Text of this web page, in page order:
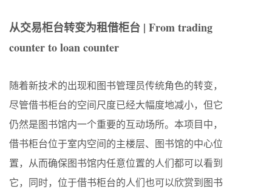
从交易柜台转变为租借柜台 | From trading
counter to loan counter
随着新技术的出现和图书管理员传统角色的转变，
尽管借书柜台的空间尺度已经大幅度地减小，但它
仍然是图书馆内一个重要的互动场所。本项目中，
借书柜台位于室内空间的主楼层、图书馆的中心位
置，从而确保图书馆内任意位置的人们都可以看到
它，同时，位于借书柜台的人们也可以欣赏到图书